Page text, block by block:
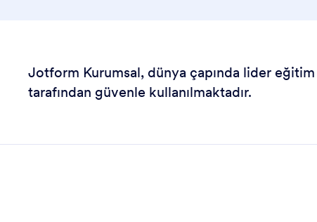
Jotform Kurumsal, dünya çapında lider eğitim
tarafından güvenle kullanılmaktadır.